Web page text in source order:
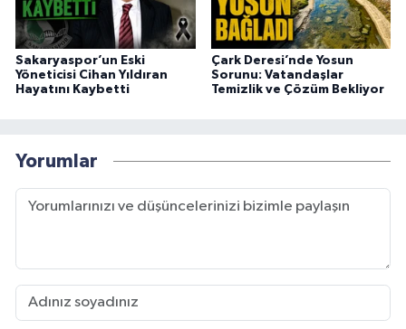
Sakaryaspor’un Eski
Yöneticisi Cihan Yıldıran
Hayatını Kaybetti
Çark Deresi’nde Yosun
Sorunu: Vatandaşlar
Temizlik ve Çözüm Bekliyor
Yorumlar